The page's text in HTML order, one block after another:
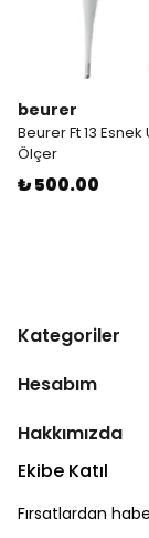
beurer
Beurer Ft 13 Esnek
Ölçer
₺ 500.00
Kategoriler
Hesabım
Hakkımızda
Ekibe Katıl
Fırsatlardan